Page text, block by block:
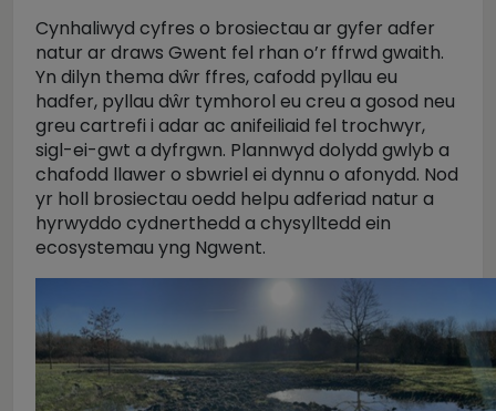
Cynhaliwyd cyfres o brosiectau ar gyfer adfer
natur ar draws Gwent fel rhan o’r ffrwd gwaith.
Yn dilyn thema dŵr ffres, cafodd pyllau eu
hadfer, pyllau dŵr tymhorol eu creu a gosod neu
greu cartrefi i adar ac anifeiliaid fel trochwyr,
sigl-ei-gwt a dyfrgwn. Plannwyd dolydd gwlyb a
chafodd llawer o sbwriel ei dynnu o afonydd. Nod
yr holl brosiectau oedd helpu adferiad natur a
hyrwyddo cydnerthedd a chysylltedd ein
ecosystemau yng Ngwent.